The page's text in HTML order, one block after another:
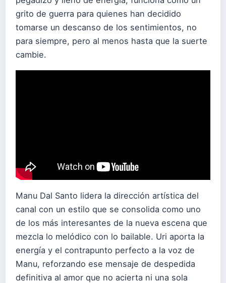
grito de guerra para quienes han decidido
tomarse un descanso de los sentimientos, no
para siempre, pero al menos hasta que la suerte
cambie.
Manu Dal Santo lidera la dirección artística del
canal con un estilo que se consolida como uno
de los más interesantes de la nueva escena que
mezcla lo melódico con lo bailable. Uri aporta la
energía y el contrapunto perfecto a la voz de
Manu, reforzando ese mensaje de despedida
definitiva al amor que no acierta ni una sola